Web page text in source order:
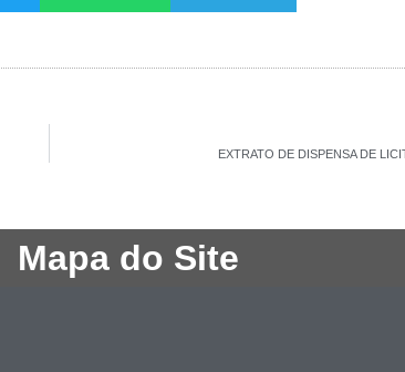
EXTRATO DE DISPENSA DE
Mapa do Site